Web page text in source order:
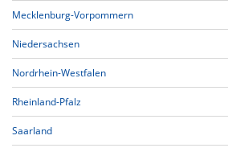
Mecklenburg-Vorpommern
Niedersachsen
Nordrhein-Westfalen
Rheinland-Pfalz
Saarland